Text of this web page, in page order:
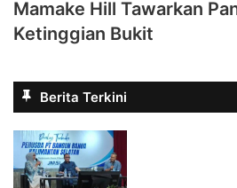
Mamake Hill Tawarkan
Ketinggian Bukit
Berita Terkini